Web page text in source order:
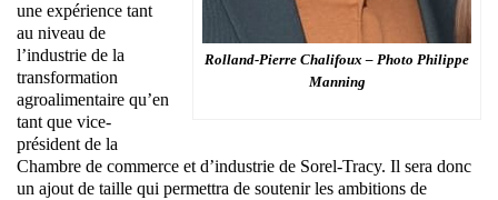
Rolland-Pierre Chalifoux – Photo Philippe
Manning
une expérience tant
au niveau de
l’industrie de la
transformation
agroalimentaire qu’en
tant que vice-
président de la
Chambre de commerce et d’industrie de Sorel-Tracy. Il sera donc
un ajout de taille qui permettra de soutenir les ambitions de